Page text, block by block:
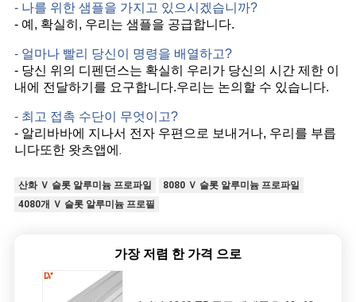
- 나를 위한 샘플을 가지고 있으시겠습니까?
- 예, 확실히, 우리는 샘플을 공급합니다.
- 얼마나 빨리 당신이 명령을 배열하고?
- 당신 위의 디펜던스는 확실히 우리가 당신의 시간 제한 이
내에 전달하기를 요구합니다.우리는 논의할 수 있습니다.
- 최고 접촉 수단이 무엇이고?
- 알리바바에 지나서 전자 우편으로 보내거나, 우리를 부릅
니다또한 왓츠앱에.
산화 Ｖ 슬롯 알루미늄 프로파일
8080 Ｖ 슬롯 알루미늄 프로파일
4080개 Ｖ 슬롯 알루미늄 프로필
가장 저렴 한 가격 으로